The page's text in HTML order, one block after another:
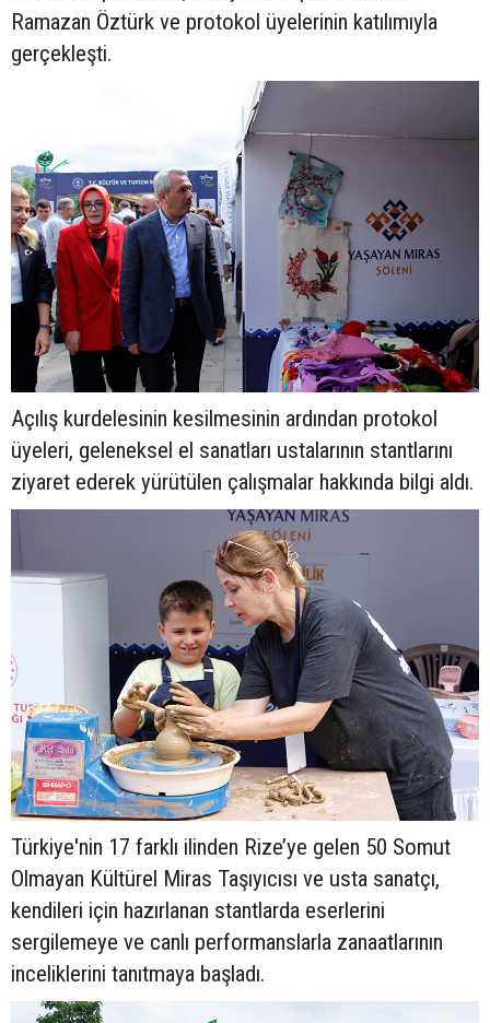
Ramazan Öztürk ve protokol üyelerinin katılımıyla
gerçekleşti.
Açılış kurdelesinin kesilmesinin ardından protokol
üyeleri, geleneksel el sanatları ustalarının stantlarını
ziyaret ederek yürütülen çalışmalar hakkında bilgi aldı.
Türkiye'nin 17 farklı ilinden Rize’ye gelen 50 Somut
Olmayan Kültürel Miras Taşıyıcısı ve usta sanatçı,
kendileri için hazırlanan stantlarda eserlerini
sergilemeye ve canlı performanslarla zanaatlarının
inceliklerini tanıtmaya başladı.